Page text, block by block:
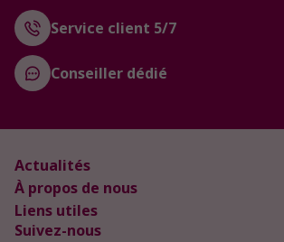
Service client 5/7
Conseiller dédié
Actualités
À propos de nous
Liens utiles
Suivez-nous